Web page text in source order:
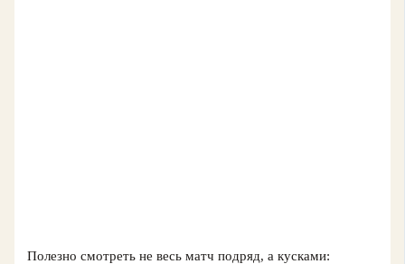
Полезно смотреть не весь матч подряд, а кусками: